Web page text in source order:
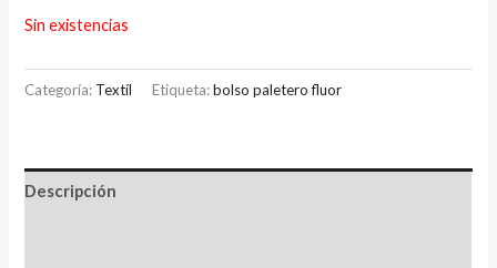
Sin existencias
Categoría: Textíl Etiqueta:bolso paletero fluor
Descripción